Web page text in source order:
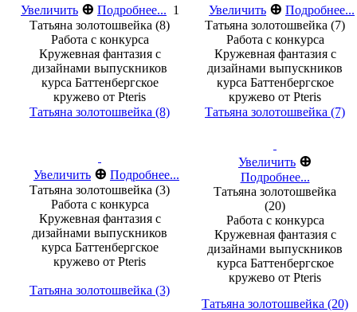
Увеличить ⊕ Подробнее... 1
Татьяна золотошвейка (8)
Работа с конкурса
Кружевная фантазия с
дизайнами выпускников
курса Баттенбергское
кружево от Pteris
Татьяна золотошвейка (8)
Увеличить ⊕ Подробнее...
Татьяна золотошвейка (7)
Работа с конкурса
Кружевная фантазия с
дизайнами выпускников
курса Баттенбергское
кружево от Pteris
Татьяна золотошвейка (7)
Увеличить ⊕ Подробнее...
Татьяна золотошвейка (3)
Работа с конкурса
Кружевная фантазия с
дизайнами выпускников
курса Баттенбергское
кружево от Pteris
Татьяна золотошвейка (3)
Увеличить ⊕
Подробнее...
Татьяна золотошвейка
(20)
Работа с конкурса
Кружевная фантазия с
дизайнами выпускников
курса Баттенбергское
кружево от Pteris
Татьяна золотошвейка (20)